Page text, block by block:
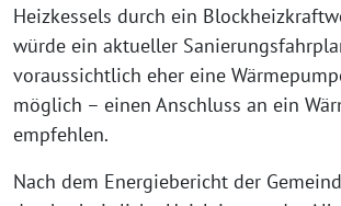
Heizkessels durch ein
würde ein aktueller
voraussichtlich eher eine
möglich – einen Anschluss an ein
empfehlen.
Nach dem Energiebericht der